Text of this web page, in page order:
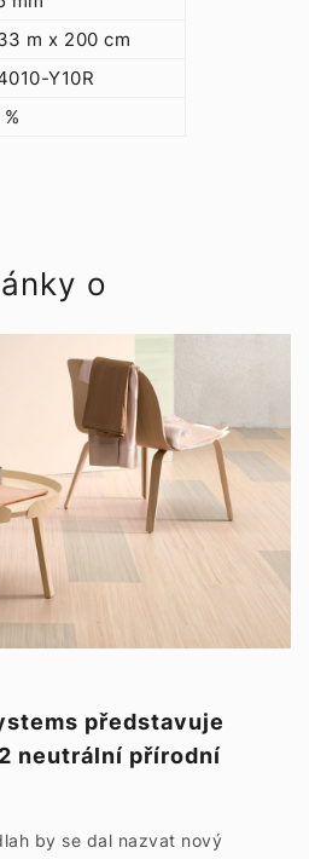
m x 200 cm
Y10R
o
představuje
neutrální přírodní
by se dal nazvat nový